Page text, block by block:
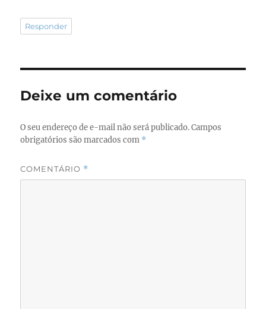
Responder
Deixe um comentário
O seu endereço de e-mail não será publicado. Campos
obrigatórios são marcados com *
COMENTÁRIO *